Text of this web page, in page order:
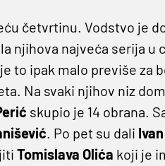
četvrtinu. Vodstvo je
njihova najveća serija u
to ipak malo previše za
Na svaki njihov niz
skupio je 14 obrana.
. Po pet su dali
Tomislava Olića koji je